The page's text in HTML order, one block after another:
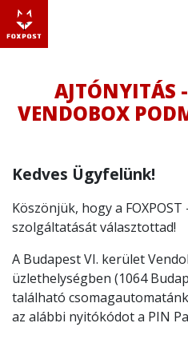
AJTÓNYITÁS
VENDOBOX
Kedves Ügyfelünk!
Köszönjük, hogy a
szolgáltatását választottad!
A Budapest VI. kerület
üzlethelységben (1064
található
az alábbi nyitókódot a PIN